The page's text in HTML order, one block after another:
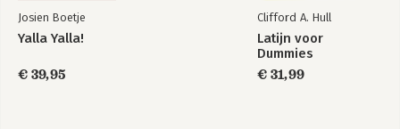
Josien Boetje
Yalla Yalla!
€ 39,95
Clifford A. Hull
Latijn voor
Dummies
€ 31,99